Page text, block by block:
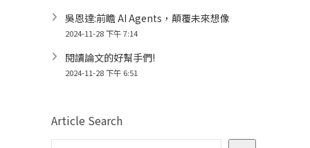
吳恩達:前瞻 AI Agents，顛覆未來想像
2024-11-28 下午 7:14
閱讀論文的好幫手們!
2024-11-28 下午 6:51
Article Search